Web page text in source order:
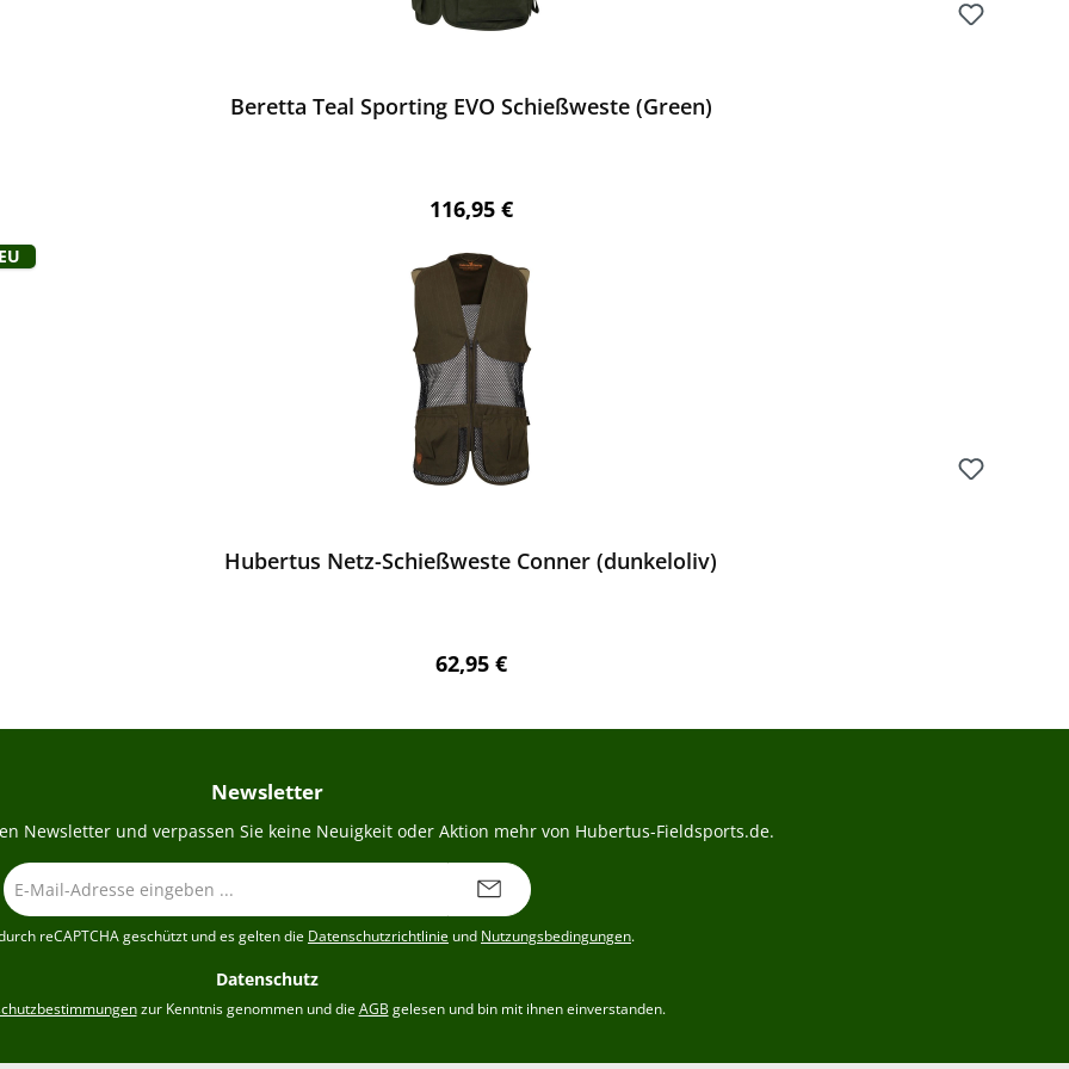
Beretta Teal Sporting EVO Schießweste (Green)
Regulärer Preis:
116,95 €
Hubertus Netz-Schießweste Conner (dunkeloliv)
Regulärer Preis:
62,95 €
Newsletter
Newsletter und verpassen Sie keine Neuigkeit oder Aktion mehr von Hubertus-Fieldsports.de.
E-
Mail-
AdressereCAPTCHA geschützt und es gelten die Datenschutzrichtlinie und Nutzungsbedingungen.
Datenschutz
zur Kenntnis genommen und dieAGB gelesen und bin mit ihnen einverstanden.